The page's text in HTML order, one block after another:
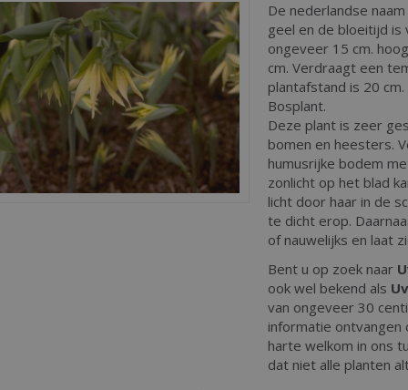
De nederlandse naam
geel en de bloeitijd is
ongeveer 15 cm.
cm. Verdraagt een
plantafstand is 20
Bosplant.
Deze plant is zeer
bomen en heesters.
humusrijke bodem
zonlicht op het blad
licht door haar in de
te dicht erop.
of nauwelijks en laat
Bent u op zoek naar
ook wel bekend als
van ongeveer 30
informatie
harte welkom in ons
dat niet alle planten